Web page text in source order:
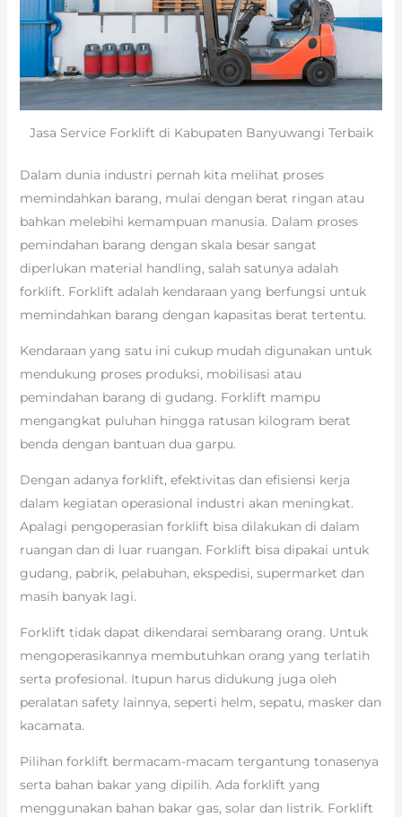
Jasa Service Forklift di Kabupaten Banyuwangi Terbaik
Dalam dunia industri pernah kita melihat proses
memindahkan barang, mulai dengan berat ringan atau
bahkan melebihi kemampuan manusia. Dalam proses
pemindahan barang dengan skala besar sangat
diperlukan material handling, salah satunya adalah
forklift. Forklift adalah kendaraan yang berfungsi untuk
memindahkan barang dengan kapasitas berat tertentu.
Kendaraan yang satu ini cukup mudah digunakan untuk
mendukung proses produksi, mobilisasi atau
pemindahan barang di gudang. Forklift mampu
mengangkat puluhan hingga ratusan kilogram berat
benda dengan bantuan dua garpu.
Dengan adanya forklift, efektivitas dan efisiensi kerja
dalam kegiatan operasional industri akan meningkat.
Apalagi pengoperasian forklift bisa dilakukan di dalam
ruangan dan di luar ruangan. Forklift bisa dipakai untuk
gudang, pabrik, pelabuhan, ekspedisi, supermarket dan
masih banyak lagi.
Forklift tidak dapat dikendarai sembarang orang. Untuk
mengoperasikannya membutuhkan orang yang terlatih
serta profesional. Itupun harus didukung juga oleh
peralatan safety lainnya, seperti helm, sepatu, masker dan
kacamata.
Pilihan forklift bermacam-macam tergantung tonasenya
serta bahan bakar yang dipilih. Ada forklift yang
menggunakan bahan bakar gas, solar dan listrik. Forklift